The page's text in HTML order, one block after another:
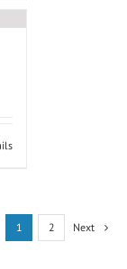
1 2 Next